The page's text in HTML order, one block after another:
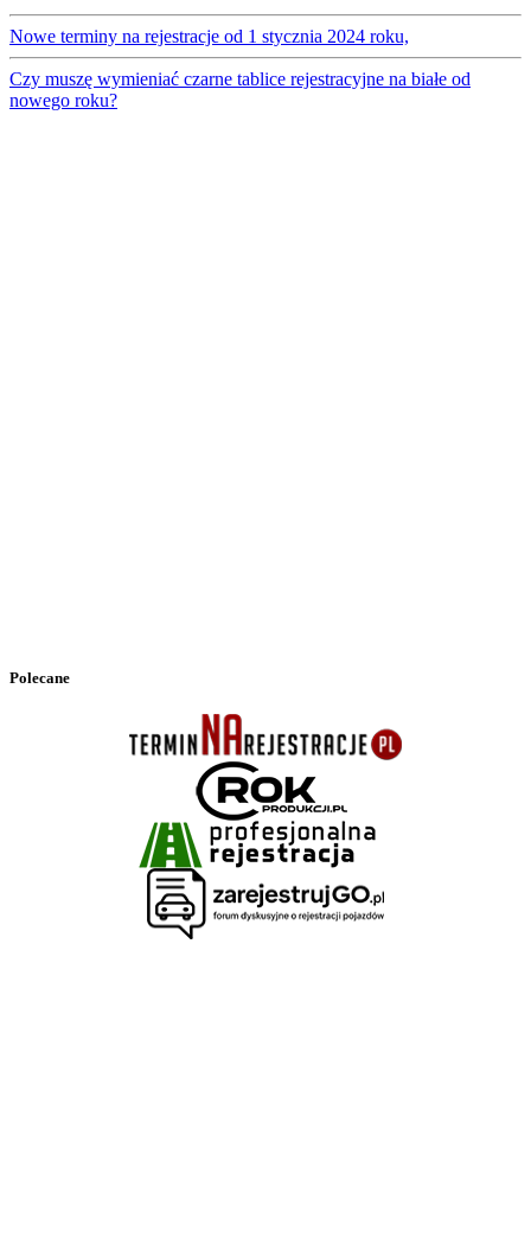
Nowe terminy na rejestracje od 1 stycznia 2024 roku,
Czy muszę wymieniać czarne tablice rejestracyjne na białe od
nowego roku?
Polecane